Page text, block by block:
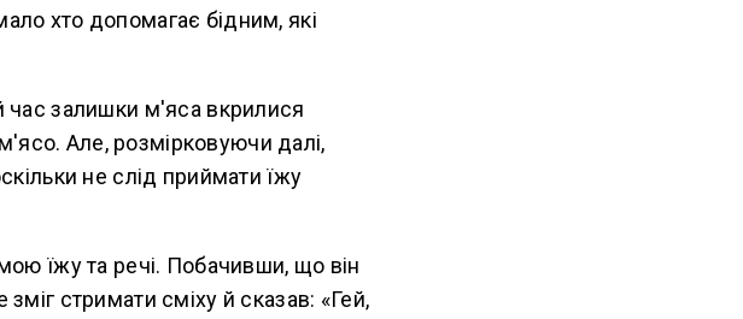
хто допомагає бідним, які
залишки м'яса вкрилися
Але, розмірковуючи далі,
не слід приймати їжу
їжу та речі. Побачивши, що він
стримати сміху й сказав: «Гей,